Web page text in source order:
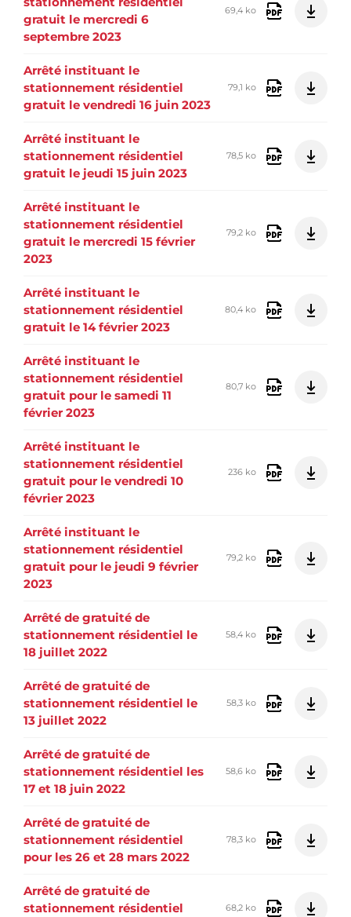
gratuit le mercredi 6
septembre 2023
69,4 ko
Arrêté instituant le
stationnement résidentiel
gratuit le vendredi 16 juin 2023
79,1 ko
Arrêté instituant le
stationnement résidentiel
gratuit le jeudi 15 juin 2023
78,5 ko
Arrêté instituant le
stationnement résidentiel
gratuit le mercredi 15 février
2023
79,2 ko
Arrêté instituant le
stationnement résidentiel
gratuit le 14 février 2023
80,4 ko
Arrêté instituant le
stationnement résidentiel
gratuit pour le samedi 11
février 2023
80,7 ko
Arrêté instituant le
stationnement résidentiel
gratuit pour le vendredi 10
février 2023
236 ko
Arrêté instituant le
stationnement résidentiel
gratuit pour le jeudi 9 février
2023
79,2 ko
Arrêté de gratuité de
stationnement résidentiel le
18 juillet 2022
58,4 ko
Arrêté de gratuité de
stationnement résidentiel le
13 juillet 2022
58,3 ko
Arrêté de gratuité de
stationnement résidentiel les
17 et 18 juin 2022
58,6 ko
Arrêté de gratuité de
stationnement résidentiel
pour les 26 et 28 mars 2022
78,3 ko
Arrêté de gratuité de
stationnement résidentiel
68,2 ko